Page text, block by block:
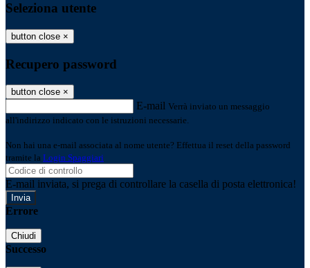
Seleziona utente
button close ×
Recupero password
button close ×
E-mail Verrà inviato un messaggio
all'indirizzo indicato con le istruzioni necessarie.
Non hai una e-mail associata al nome utente? Effettua il reset della password
tramite la Login Spaggiari
E-mail inviata, si prega di controllare la casella di posta elettronica!
Errore
Chiudi
Successo